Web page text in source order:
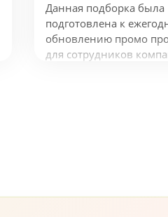
Данная подборка была
подготовлена к
обновлению промо
для сотрудников